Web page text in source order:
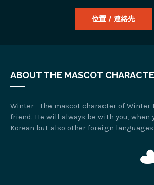
位置 / 連絡先
ABOUT THE MASCOT
Winter - the mascot character of Winter
friend. He will always be with you, when
Korean but also other foreign languages